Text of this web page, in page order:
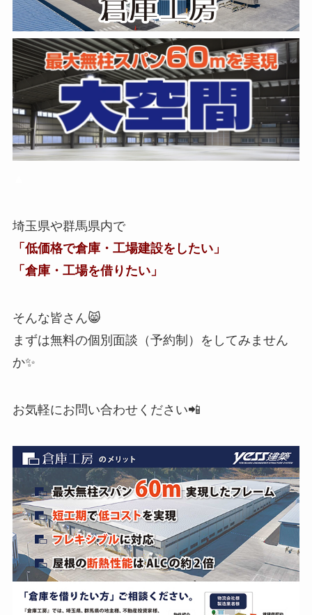
埼玉県や群馬県内で
「低価格で倉庫・工場建設をしたい」
「倉庫・工場を借りたい」
そんな皆さん😸
まずは無料の個別面談（予約制）をしてみません
か✨
お気軽にお問い合わせください📲